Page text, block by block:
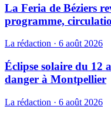
La Feria de Béziers
programme,
La rédaction · 6 août 2026
Éclipse solaire du 12
danger à Montpellier
La rédaction · 6 août 2026